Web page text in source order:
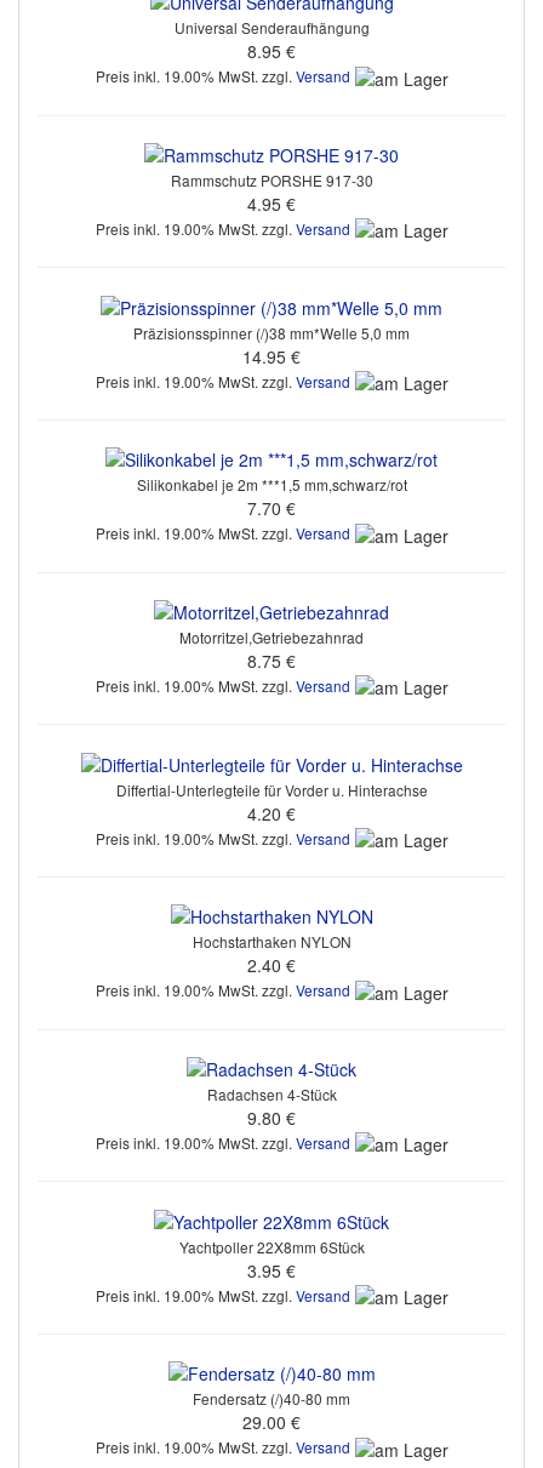
Universal Senderaufhängung
8.95 €
Preis inkl. 19.00% MwSt. zzgl.Versand
Rammschutz PORSHE 917-30
4.95 €
Preis inkl. 19.00% MwSt. zzgl. Versand
Präzisionsspinner (/)38 mm*Welle 5,0 mm
14.95 €
Preis inkl. 19.00% MwSt. zzgl. Versand
Silikonkabel je 2m ***1,5 mm,schwarz/rot
7.70 €
Preis inkl. 19.00% MwSt. zzgl.Versand
Motorritzel,Getriebezahnrad
8.75 €
Preis inkl. 19.00% MwSt. zzgl. Versand
Differtial-Unterlegteile für Vorder u. Hinterachse
4.20 €
Preis inkl. 19.00% MwSt. zzgl. Versand
Hochstarthaken NYLON
2.40 €
Preis inkl. 19.00% MwSt. zzgl.Versand
Radachsen 4-Stück
9.80 €
Preis inkl. 19.00% MwSt. zzgl. Versand
Yachtpoller 22X8mm 6Stück
3.95 €
Preis inkl. 19.00% MwSt. zzgl. Versand
Fendersatz (/)40-80 mm
29.00 €
Preis inkl. 19.00% MwSt. zzgl. Versand